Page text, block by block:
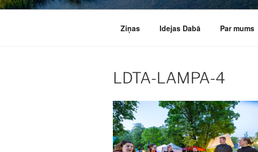
Ziņas Idejas Dabā Par mums
LDTA-LAMPA-4